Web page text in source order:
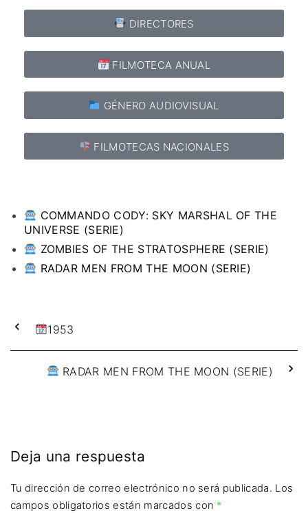
DIRECTORES
FILMOTECA ANUAL
GÉNERO AUDIOVISUAL
FILMOTECAS NACIONALES
COMMANDO CODY: SKY MARSHAL OF THE
UNIVERSE (SERIE)
ZOMBIES OF THE STRATOSPHERE (SERIE)
RADAR MEN FROM THE MOON (SERIE)
1953
RADAR MEN FROM THE MOON (SERIE)
Deja una respuesta
Tu dirección de correo electrónico no será publicada. Los
campos obligatorios están marcados con *